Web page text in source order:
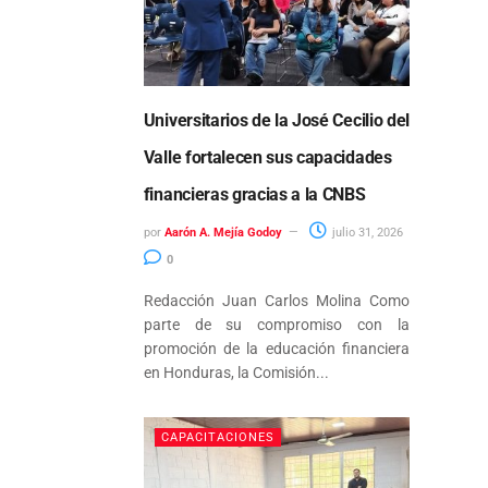
Universitarios de la José Cecilio del
Valle fortalecen sus capacidades
financieras gracias a la CNBS
por Aarón A. Mejía Godoy
julio 31, 2026
0
Redacción Juan Carlos Molina Como
parte de su compromiso con la
promoción de la educación financiera
en Honduras, la Comisión...
CAPACITACIONES